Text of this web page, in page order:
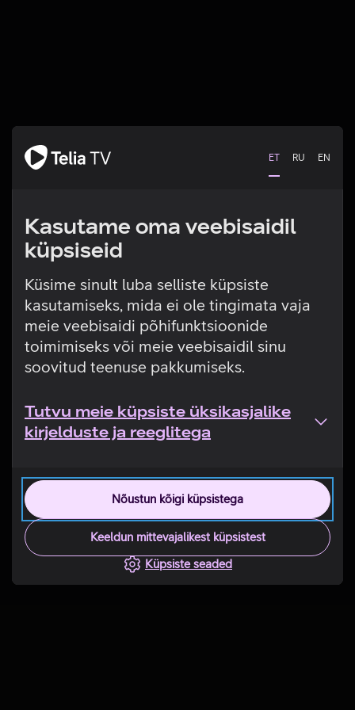
ET RU EN
Kasutame oma veebisaidil
küpsiseid
Küsime sinult luba selliste küpsiste
kasutamiseks, mida ei ole tingimata vaja
meie veebisaidi põhifunktsioonide
toimimiseks või meie veebisaidil sinu
soovitud teenuse pakkumiseks.
Tutvu meie küpsiste üksikasjalike
kirjelduste ja reeglitega
Nõustun kõigi küpsistega
Keeldun mittevajalikest küpsistest
Küpsiste seaded
Tehniline viga